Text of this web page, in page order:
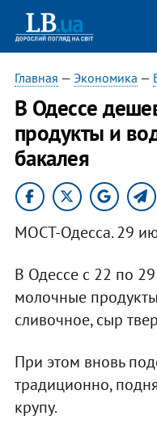
Главная — Экономика —
В Одессе
продукты и
бакалея
МОСТ-Одесса. 29
В Одессе с 22 по
молочные
сливочное, сыр
При этом вновь
традиционно,
крупу.